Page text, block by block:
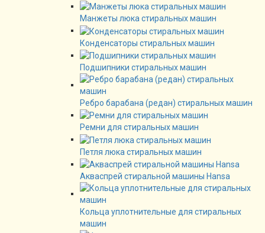
Манжеты люка стиральных машин
Конденсаторы стиральных машин
Подшипники стиральных машин
Ребро барабана (редан) стиральных машин
Ремни для стиральных машин
Петля люка стиральных машин
Акваспрей стиральной машины Hansa
Кольца уплотнительные для стиральных
машин